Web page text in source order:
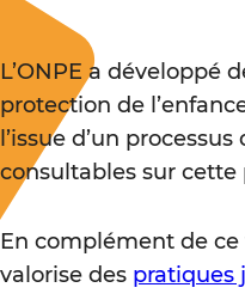
L’ONPE a développé
protection de
l’issue d’un
consultables sur cette
En complément de ce
valorise des pratiques